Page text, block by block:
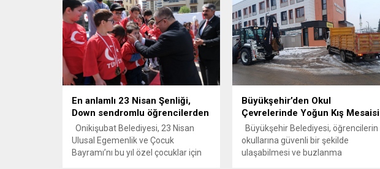
En anlamlı 23 Nisan Şenliği,
Down sendromlu öğrencilerden
Onikişubat Belediyesi, 23 Nisan
Ulusal Egemenlik ve Çocuk
Bayramı’nı bu yıl özel çocuklar için
Büyükşehir’den Okul
Çevrelerinde Yoğun Kış Mesaisi
Büyükşehir Belediyesi, öğrencilerin
okullarına güvenli bir şekilde
ulaşabilmesi ve buzlanma